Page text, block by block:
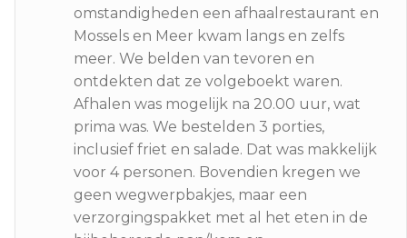
omstandigheden een afhaalrestaurant en
Mossels en Meer kwam langs en zelfs
meer. We belden van tevoren en
ontdekten dat ze volgeboekt waren.
Afhalen was mogelijk na 20.00 uur, wat
prima was. We bestelden 3 porties,
inclusief friet en salade. Dat was makkelijk
voor 4 personen. Bovendien kregen we
geen wegwerpbakjes, maar een
verzorgingspakket met al het eten in de